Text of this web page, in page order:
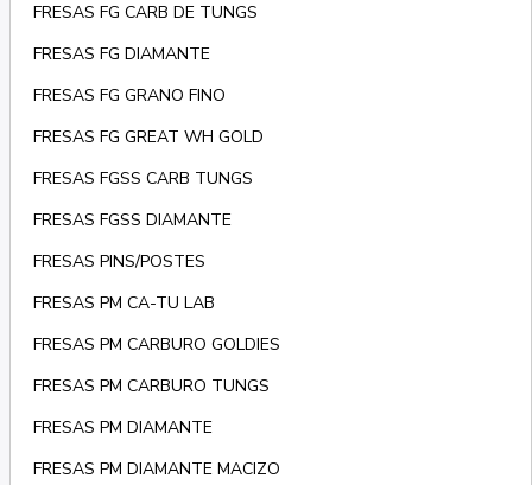
FRESAS FG CARB DE TUNGS
FRESAS FG DIAMANTE
FRESAS FG GRANO FINO
FRESAS FG GREAT WH GOLD
FRESAS FGSS CARB TUNGS
FRESAS FGSS DIAMANTE
FRESAS PINS/POSTES
FRESAS PM CA-TU LAB
FRESAS PM CARBURO GOLDIES
FRESAS PM CARBURO TUNGS
FRESAS PM DIAMANTE
FRESAS PM DIAMANTE MACIZO